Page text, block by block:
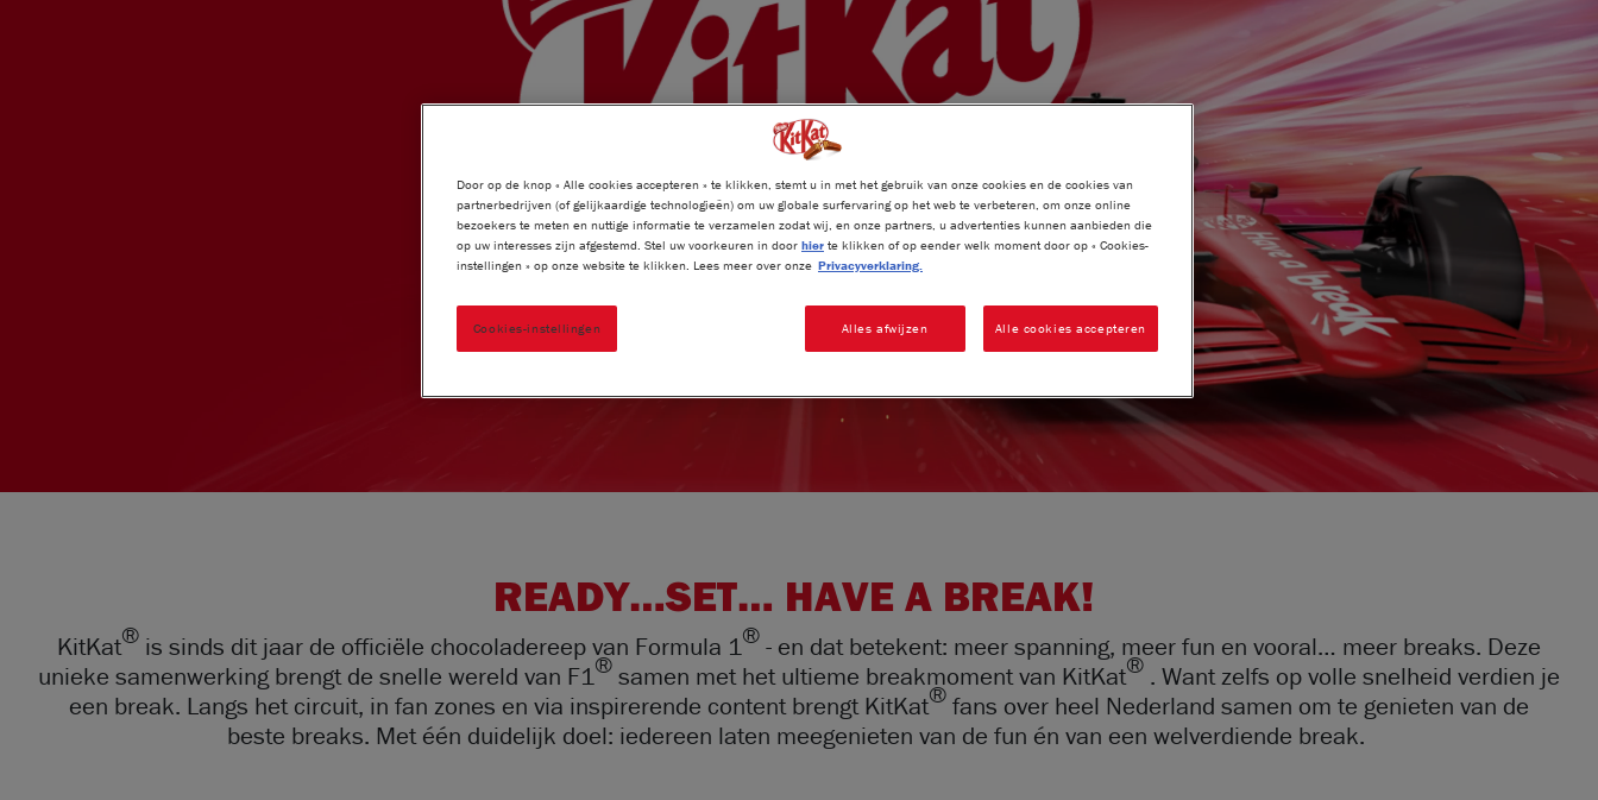
READY…SET… HAVE A BREAK! ​
KitKat® is sinds dit jaar de officiële chocoladereep van Formula 1® - en dat betekent: meer spanning, meer fun en vooral… meer breaks.​ Deze
unieke samenwerking brengt de snelle wereld van F1® samen met het ultieme breakmoment van KitKat® . Want zelfs op volle snelheid verdien je
een break. ​ ​ Langs het circuit, in fan zones en via inspirerende content brengt KitKat® fans over heel Nederland samen om te genieten van de
beste breaks. Met één duidelijk doel: iedereen laten meegenieten van de fun én van een welverdiende break. ​
Door op de knop « Alle cookies accepteren » te klikken, stemt u in met het gebruik van onze cookies en de cookies van
partnerbedrijven (of gelijkaardige technologieën) om uw globale surfervaring op het web te verbeteren, om onze online
bezoekers te meten en nuttige informatie te verzamelen zodat wij, en onze partners, u advertenties kunnen aanbieden die
op uw interesses zijn afgestemd. Stel uw voorkeuren in door hier te klikken of op eender welk moment door op « Cookies-
instellingen » op onze website te klikken. Lees meer over onze Privacyverklaring.
Alles afwijzen Alle cookies accepteren
Cookies-instellingen